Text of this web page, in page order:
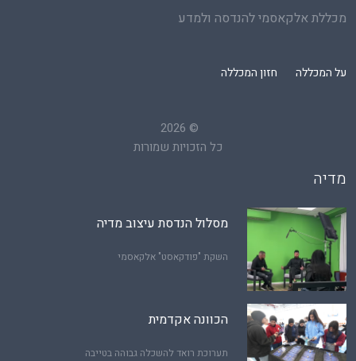
מכללת אלקאסמי להנדסה ולמדע
על המכללה חזון המכללה
©
2026
כל הזכויות שמורות
מדיה
מסלול הנדסת עיצוב מדיה
השקת "פודקאסט" אלקאסמי
הכוונה אקדמית
תערוכת רואד להשכלה גבוהה בטייבה